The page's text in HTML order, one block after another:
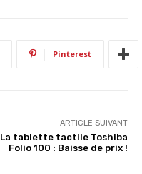
Pinterest
ARTICLE SUIVANT
La tablette tactile Toshiba
Folio 100 : Baisse de prix !